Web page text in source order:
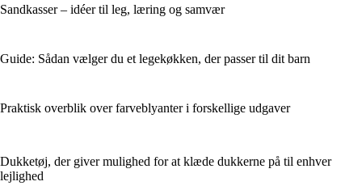
Sandkasser – idéer til leg, læring og samvær
Guide: Sådan vælger du et legekøkken, der passer til dit barn
Praktisk overblik over farveblyanter i forskellige udgaver
Dukketøj, der giver mulighed for at klæde dukkerne på til enhver
lejlighed